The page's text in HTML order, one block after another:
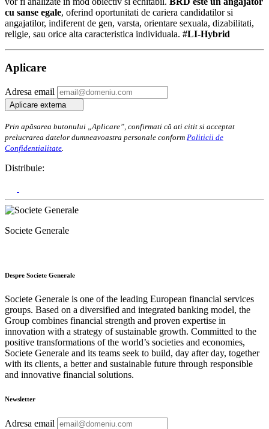
cu sanse egale, oferind oportunitati de cariera candidatilor si
angajatilor, indiferent de gen, varsta, orientare sexuala, dizabilitati,
religie, sau orice alta caracteristica individuala. #LI-Hybrid
Aplicare
Adresa email
Aplicare externa
Prin apăsarea butonului „Aplicare”, confirmati că ati citit si acceptat
prelucrarea datelor dumneavoastra personale conform Politicii de
Confidentialitate.
Distribuie:
Societe Generale
Despre Societe Generale
Societe Generale is one of the leading European financial services
groups. Based on a diversified and integrated banking model, the
Group combines financial strength and proven expertise in
innovation with a strategy of sustainable growth. Committed to the
positive transformations of the world’s societies and economies,
Societe Generale and its teams seek to build, day after day, together
with its clients, a better and sustainable future through responsible
and innovative financial solutions.
Newsletter
Adresa email